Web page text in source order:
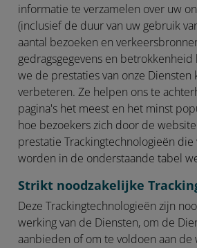
informatie te verzamelen over uw
(inclusief de duur van uw gebruik
aantal bezoeken en
gedragsgegevens en
we de prestaties van onze Diensten
verbeteren. Ze helpen ons te
pagina's het meest en het minst
hoe bezoekers zich door de
prestatie Trackingtechnologieën
worden in de onderstaande tabel
Strikt noodzakelijke
Deze Trackingtechnologieën zijn
werking van de Diensten, om de
aanbieden of om te voldoen aan de